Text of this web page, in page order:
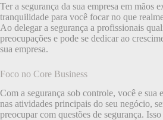
Ter a segurança da sua empresa em mãos
tranquilidade para você focar no que
Ao delegar a segurança a profissionais
preocupações e pode se dedicar ao
sua empresa.
Foco no Core Business
Com a segurança sob controle, você e sua
nas atividades principais do seu negócio,
preocupar com questões de segurança.